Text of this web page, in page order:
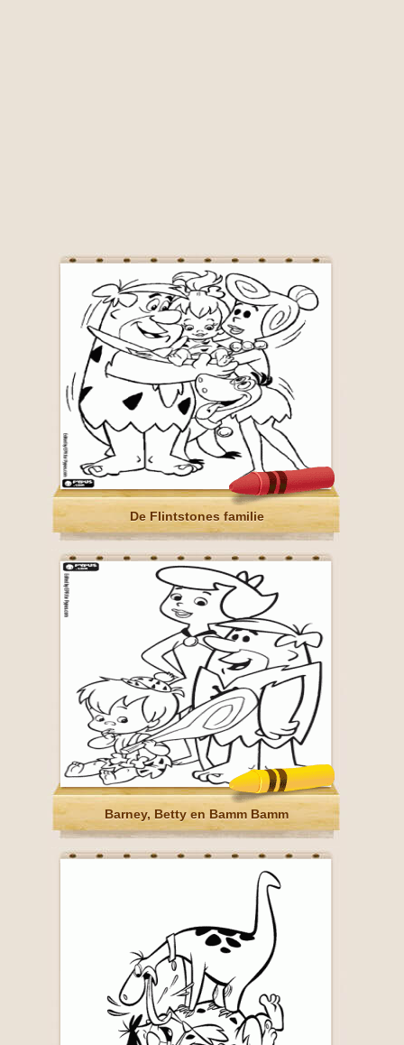
De Flintstones familie
Barney, Betty en Bamm Bamm